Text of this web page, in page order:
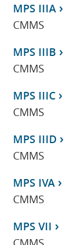
MPS IIIA
CMMS
MPS IIIB
CMMS
MPS IIIC
CMMS
MPS IIID
CMMS
MPS IVA
CMMS
MPS VII